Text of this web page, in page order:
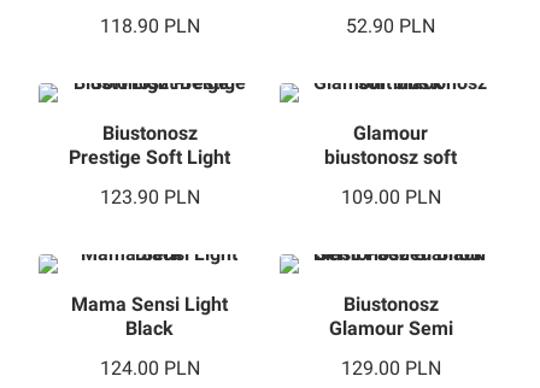
118.90 PLN 52.90 PLN
Biustonosz
Prestige Soft Light
123.90 PLN
Glamour
biustonosz soft
109.00 PLN
Mama Sensi Light
Black
124.00 PLN
Biustonosz
Glamour Semi
129.00 PLN